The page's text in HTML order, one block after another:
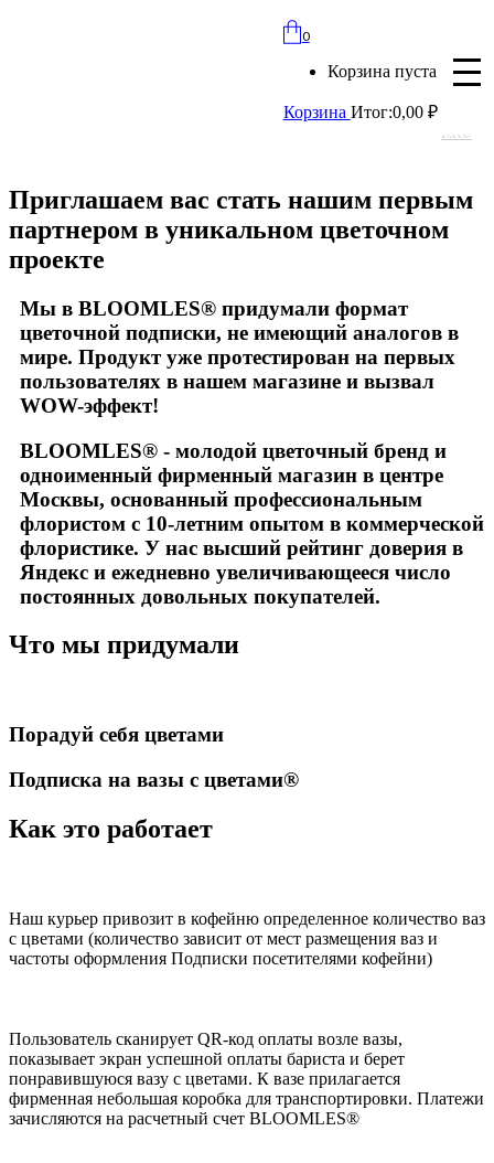
0
Корзина пуста
Корзина Итог:0,00 ₽
Вход
Приглашаем вас стать нашим первым
партнером в уникальном цветочном
проекте
Мы в BLOOMLES® придумали формат
цветочной подписки, не имеющий аналогов в
мире. Продукт уже протестирован на первых
пользователях в нашем магазине и вызвал
WOW-эффект!
BLOOMLES® - молодой цветочный бренд и
одноименный фирменный магазин в центре
Москвы, основанный профессиональным
флористом с 10-летним опытом в коммерческой
флористике. У нас высший рейтинг доверия в
Яндекс и ежедневно увеличивающееся число
постоянных довольных покупателей.
Что мы придумали
Порадуй себя цветами
Подписка на вазы с цветами®
Как это работает
Наш курьер привозит в кофейню определенное количество ваз
с цветами (количество зависит от мест размещения ваз и
частоты оформления Подписки посетителями кофейни)
Пользователь сканирует QR-код оплаты возле вазы,
показывает экран успешной оплаты бариста и берет
понравившуюся вазу с цветами. К вазе прилагается
фирменная небольшая коробка для транспортировки. Платежи
зачисляются на расчетный счет BLOOMLES®